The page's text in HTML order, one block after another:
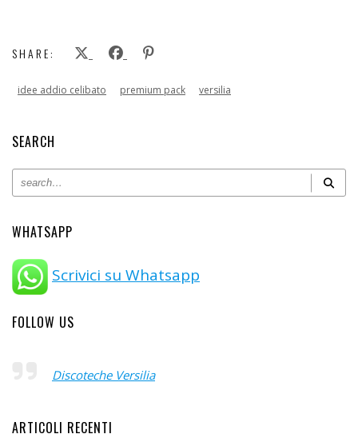
SHARE:
idee addio celibato premium pack versilia
SEARCH
WHATSAPP
Scrivici su Whatsapp
FOLLOW US
Discoteche Versilia
ARTICOLI RECENTI